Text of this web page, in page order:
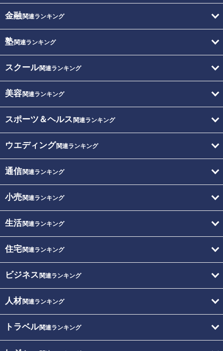
金融関連ランキング
塾関連ランキング
スクール関連ランキング
美容関連ランキング
スポーツ＆ヘルス 関連ランキング
ウエディング関連ランキング
通信関連ランキング
小売関連ランキング
生活関連ランキング
住宅関連ランキング
ビジネス 関連ランキング
人材関連ランキング
トラベル関連ランキング